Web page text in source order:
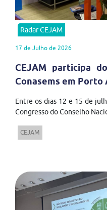
Radar CEJAM
17 de Julho de 2026
CEJAM participa
Conasems em Porto
Entre os dias 12 e 15 de
Congresso do Conselho
CEJAM